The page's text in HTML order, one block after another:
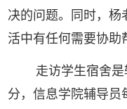
决的问题。同时，杨
活中有任何需要协助
走访学生宿舍是辅
分，信息学院辅导员